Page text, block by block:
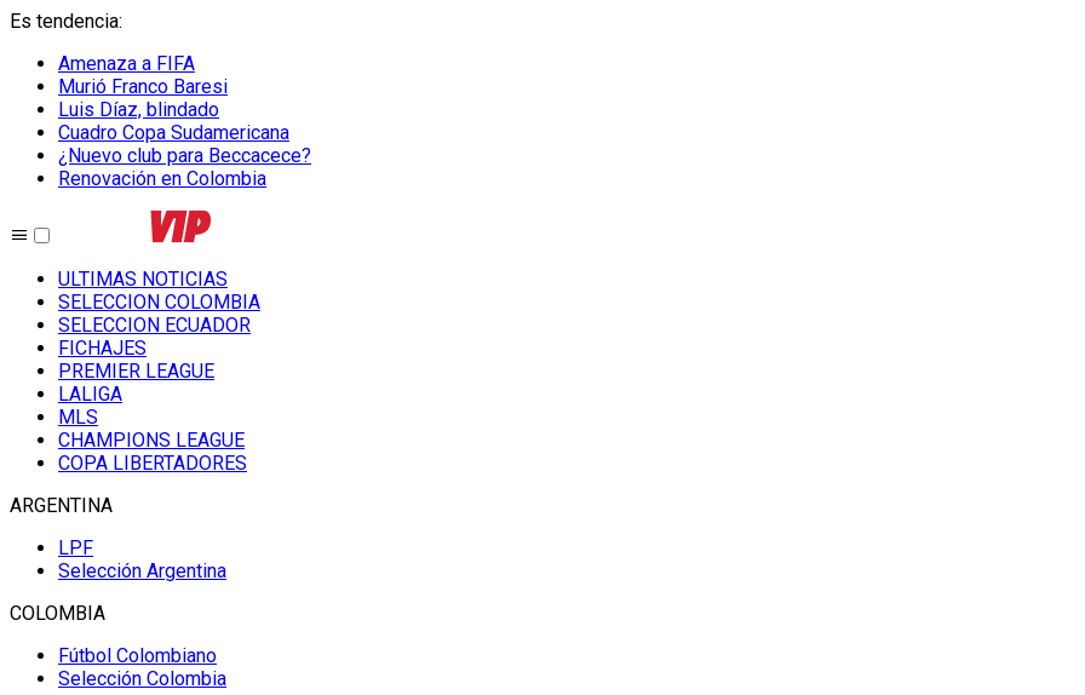
Es tendencia:
Amenaza a FIFA
Murió Franco Baresi
Luis Díaz, blindado
Cuadro Copa Sudamericana
¿Nuevo club para Beccacece?
Renovación en Colombia
ULTIMAS NOTICIAS
SELECCION COLOMBIA
SELECCION ECUADOR
FICHAJES
PREMIER LEAGUE
LALIGA
MLS
CHAMPIONS LEAGUE
COPA LIBERTADORES
ARGENTINA
LPF
Selección Argentina
COLOMBIA
Fútbol Colombiano
Selección Colombia